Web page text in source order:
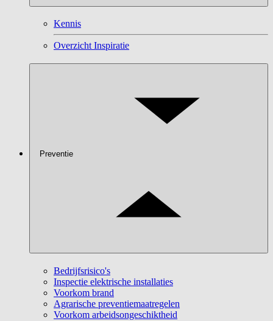
Kennis
Overzicht Inspiratie
Preventie
Bedrijfsrisico's
Inspectie elektrische installaties
Voorkom brand
Agrarische preventiemaatregelen
Voorkom arbeidsongeschiktheid